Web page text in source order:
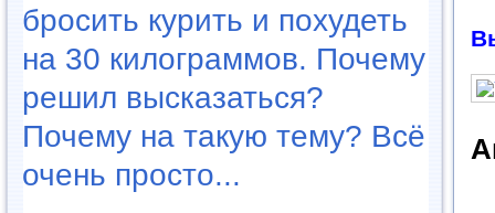
бросить курить и похудеть
на 30 килограммов. Почему
решил высказаться?
Почему на такую тему? Всё
очень просто...